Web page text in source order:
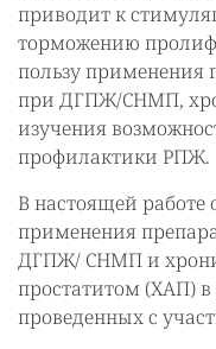
приводит к
торможению
пользу применения
при ДГПЖ/СНМП,
изучения
профилактики РПЖ.
В настоящей работе
применения
ДГПЖ/ СНМП и
простатитом (ХАП)
проведенных с